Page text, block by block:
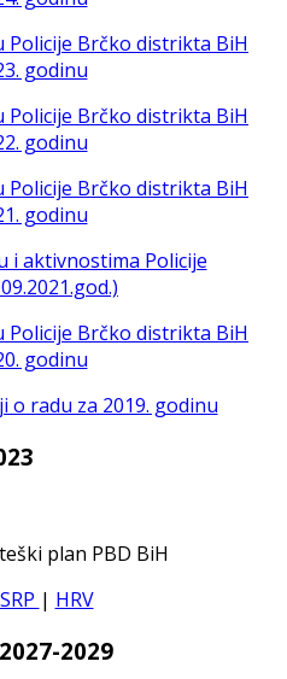
Policije Brčko distrikta BiH
godinu
Policije Brčko distrikta BiH
godinu
Policije Brčko distrikta BiH
godinu
i aktivnostima Policije
Policije Brčko distrikta BiH
godinu
o radu za 2019. godinu
plan PBD BiH
SRP | HRV
2029